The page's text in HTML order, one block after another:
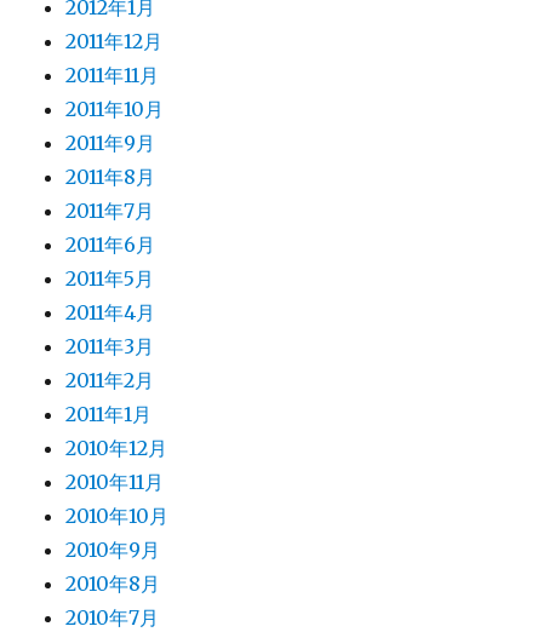
2012年1月
2011年12月
2011年11月
2011年10月
2011年9月
2011年8月
2011年7月
2011年6月
2011年5月
2011年4月
2011年3月
2011年2月
2011年1月
2010年12月
2010年11月
2010年10月
2010年9月
2010年8月
2010年7月